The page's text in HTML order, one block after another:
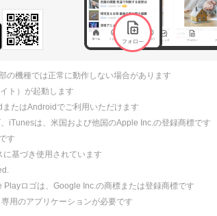
機種では正常に動作しない場合があります
ト）が起動します
たはAndroidでご利用いただけます
iTunesは、米国および他国のApple Inc.の登録商標です
す
基づき使用されています
ロゴは、Google Inc.の商標または登録商標です
用のアプリケーションが必要です